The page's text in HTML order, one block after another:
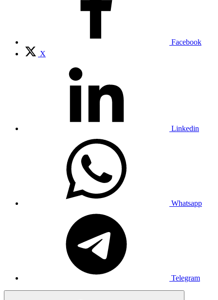
Facebook
X
Linkedin
Whatsapp
Telegram